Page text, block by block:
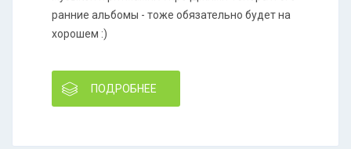
ранние альбомы - тоже обязательно будет на
хорошем :)
ПОДРОБНЕЕ